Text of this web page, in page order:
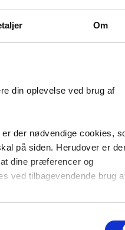
Om
din oplevelse ved brug af
der nødvendige cookies,
på siden. Herudover er
dine præferencer og
ved tilbagevendende brug
cookies er der
Ø250